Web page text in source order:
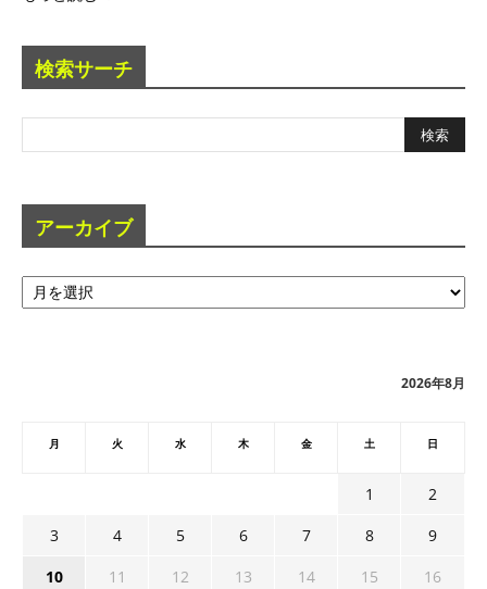
検索サーチ
アーカイブ
ア
ー
2026年8月
月 火 水 木 金 土 日
1
2
3
4 5 6 7 8
9
10
11 12 13 14 15
16